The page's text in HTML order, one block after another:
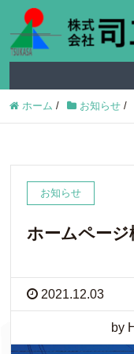
ホーム / お知らせ /
お知らせ
ホームページ
2021.12.03
by